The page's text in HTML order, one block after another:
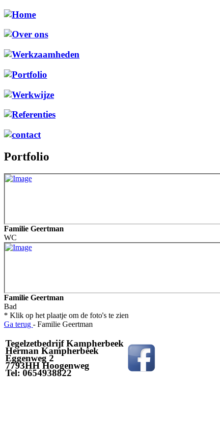
Portfolio
Familie Geertman
WC
Familie Geertman
Bad
* Klik op het plaatje om de foto's te zien
Ga terug - Familie Geertman
Tegelzetbedrijf Kampherbeek
Herman Kampherbeek
Eggenweg 2
7793HH Hoogenweg
Tel: 0654938822